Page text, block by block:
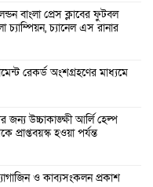
বাংলা প্রেস ক্লাবের ফুটবল
চ্যাম্পিয়ন, চ্যানেল এস রানার
রেকর্ড অংশগ্রহণের মাধ্যমে
জন্য উচ্চাকাঙ্ক্ষী আর্লি হেল্প
প্রাপ্তবয়স্ক হওয়া পর্যন্ত
ও কাব্যসংকলন প্রকাশ